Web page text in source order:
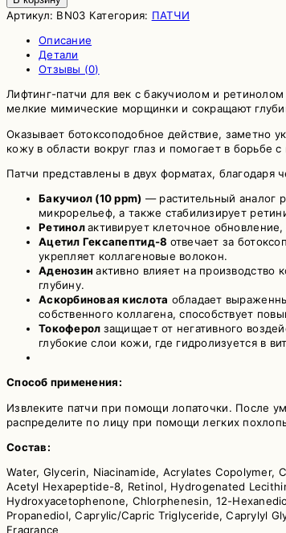
товара
патчи
бакучиолом
витамином
С
BUENO
Bakuchiol
Anti
Wrinkle
Patch
Артикул: BN03 Категория: ПАТЧИ
Описание
Детали
Отзывы (0)
Лифтинг-патчи для век с бакучиолом и
мелкие мимические морщинки и сокращают
Оказывает ботоксоподобное действие, заметно
кожу в области вокруг глаз и помогает в борьбе
Патчи представлены в двух форматах, благодаря
Бакучиол (10 ppm) — растительный аналог
микрорельеф, а также стабилизирует
Ретинолактивирует клеточное
Ацетил Гексапептид-8 отвечает за
укрепляет коллагеновые волокон.
Аденозинактивно влияет на производство
глубину.
Аскорбиновая кислота обладает
собственного коллагена, способствует
Токоферол защищает от негативного
глубокие слои кожи, где гидролизуется в
Способ применения:
Извлеките патчи при помощи лопаточки. После
распределите по лицу при помощи легких
Состав:
Water, Glycerin, Niacinamide, Acrylates Copolymer,
Acetyl Hexapeptide-8, Retinol, Hydrogenated
Hydroxyacetophenone, Chlorphenesin, 12-
Propanediol, Caprylic/Capric Triglyceride, Caprylyl
Fragrance